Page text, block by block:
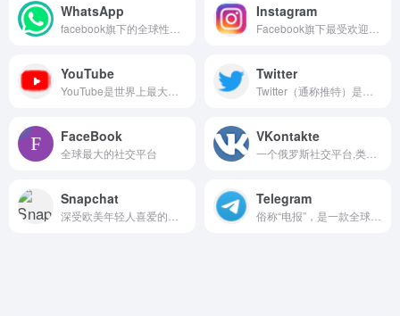
WhatsApp Instagram
YouTube Twitter
FaceBook
全球最大的社交平台
VKontakte
Snapchat Telegram